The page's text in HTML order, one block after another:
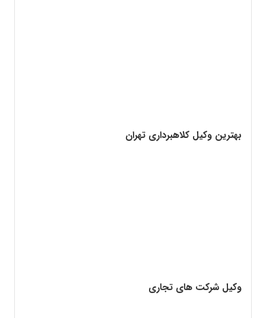
بهترین وکیل کلاهبرداری تهران
وکیل شرکت های تجاری